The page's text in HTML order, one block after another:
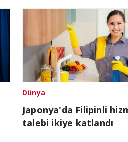
Dünya
Japonya'da Filipinli
talebi ikiye katlandı